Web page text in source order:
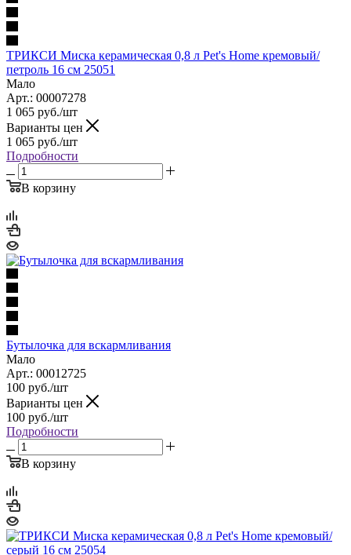
ТРИКСИ Миска керамическая 0,8 л Pet's Home кремовый/
петроль 16 см 25051
Мало
Арт.: 00007278
1 065 руб./шт
Варианты цен
1 065 руб./шт
Подробности
В корзину
Бутылочка для вскармливания
Мало
Арт.: 00012725
100 руб./шт
Варианты цен
100 руб./шт
Подробности
В корзину